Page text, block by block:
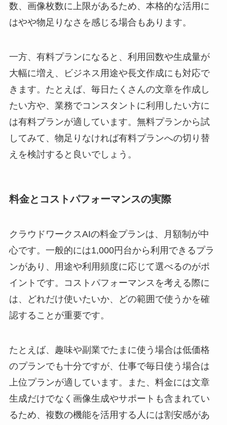
数、画像枚数に上限があるため、本格的な活用に
はやや物足りなさを感じる場合もあります。
一方、有料プランになると、利用回数や生成量が
大幅に増え、ビジネス用途や長文作成にも対応で
きます。たとえば、毎日たくさんの文章を作成し
たい方や、業務でコンスタントに利用したい方に
は有料プランが適しています。無料プランから試
してみて、物足りなければ有料プランへの切り替
えを検討すると良いでしょう。
料金とコストパフォーマンスの実際
クラウドワークスAIの料金プランは、月額制が中
心です。一般的には1,000円台から利用できるプラ
ンがあり、用途や利用頻度に応じて選べるのがポ
イントです。コストパフォーマンスを考える際に
は、どれだけ使いたいか、どの範囲で使うかを確
認することが重要です。
たとえば、趣味や副業でたまに使う場合は低価格
のプランでも十分ですが、仕事で毎日使う場合は
上位プランが適しています。また、料金には文章
生成だけでなく画像生成やサポートも含まれてい
るため、複数の機能を活用する人には割安感があ